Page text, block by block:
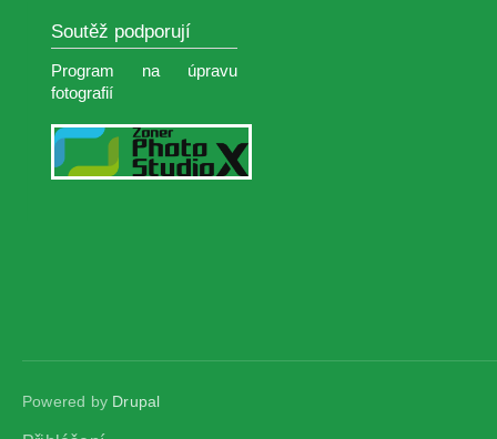
Soutěž podporují
Program na úpravu
fotografií
Powered by Drupal